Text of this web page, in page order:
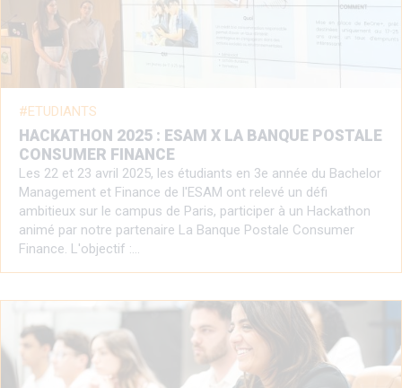
ETUDIANTS
HACKATHON 2025 : ESAM X LA BANQUE POSTALE
CONSUMER FINANCE
Les 22 et 23 avril 2025, les étudiants en 3e année du Bachelor
Management et Finance de l'ESAM ont relevé un défi
ambitieux sur le campus de Paris, participer à un Hackathon
animé par notre partenaire La Banque Postale Consumer
Finance. L'objectif :…